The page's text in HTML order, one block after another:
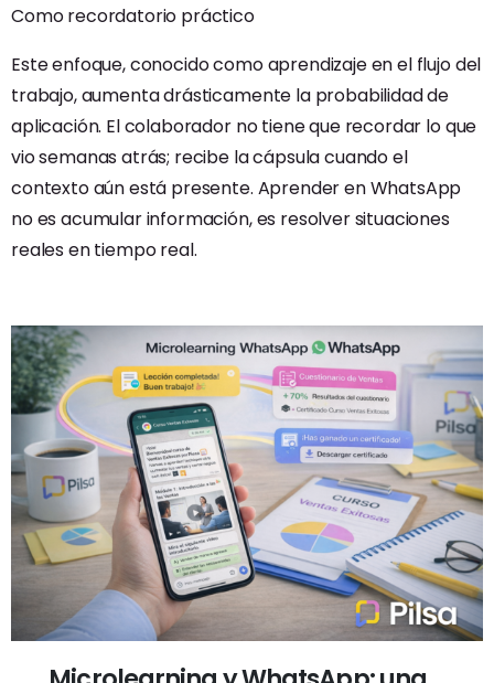
Como recordatorio práctico
Este enfoque, conocido como aprendizaje en el flujo del
trabajo, aumenta drásticamente la probabilidad de
aplicación. El colaborador no tiene que recordar lo que
vio semanas atrás; recibe la cápsula cuando el
contexto aún está presente. Aprender en WhatsApp
no es acumular información, es resolver situaciones
reales en tiempo real.